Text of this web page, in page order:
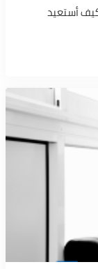
أستعيد